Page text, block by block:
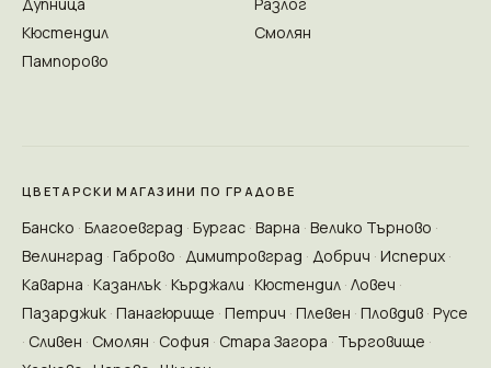
Кюстендил
Пампорово
Смолян
ЦВЕТАРСКИ МАГАЗИНИ ПО ГРАДОВЕ
Банско Благоевград Бургас Варна Велико Търново
Велинград Габрово Димитровград Добрич Исперих
Каварна Казанлък Кърджали Кюстендил Ловеч
Пазарджик Панагюрище Петрич Плевен Пловдив Русе
Сливен Смолян София Стара Загора Търговище